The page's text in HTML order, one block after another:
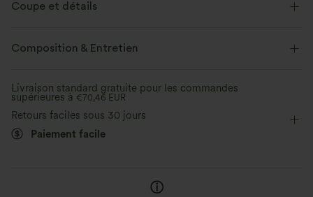
Coupe et détails
Près du corps Revers
Manches courtes Élasticité quatre directions
Composition & Entretien
Livraison standard gratuite pour les commandes
supérieures à €70,46 EUR
Retours faciles sous 30 jours
Paiement facile